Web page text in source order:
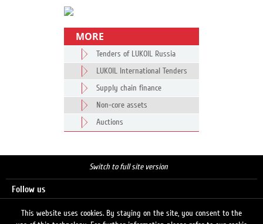
MORE
Tenders of LUKOIL Russia
LUKOIL International Tenders
Supply chain finance
Non-core assets
Auctions
Switch to full site version
Follow us
This website uses cookies. By staying on the site, you consent to the